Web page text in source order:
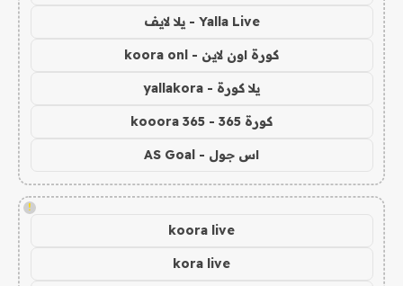
Yalla Live - يلا لايف
كورة اون لاين - koora onl
يلا كورة - yallakora
كورة 365 - kooora 365
اس جول - AS Goal
!
koora live
kora live